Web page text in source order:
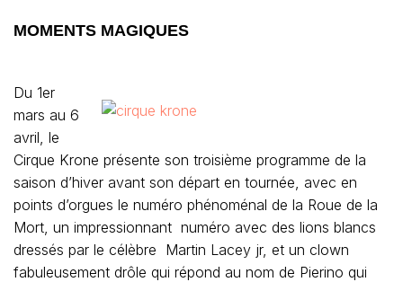
MOMENTS MAGIQUES
Du 1er
mars au 6
avril, le
Cirque Krone présente son troisième programme de la
saison d’hiver avant son départ en tournée, avec en
points d’orgues le numéro phénoménal de la Roue de la
Mort, un impressionnant numéro avec des lions blancs
dressés par le célèbre Martin Lacey jr, et un clown
fabuleusement drôle qui répond au nom de Pierino qui